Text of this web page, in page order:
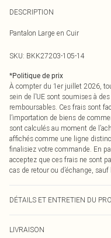
DESCRIPTION
Pantalon Large en Cuir
SKU: BKK27203-105-14
*Politique de prix
À compter du 1er juillet 2026,
sein de l’UE sont soumises à
remboursables. Ces frais sont
l’importation de biens de
sont calculés au moment de
affichés comme une ligne
finalisiez votre commande. En
acceptez que ces frais ne sont
cas de retour ou d’échange,
DÉTAILS ET ENTRETIEN DU
66cm
LIVRAISON